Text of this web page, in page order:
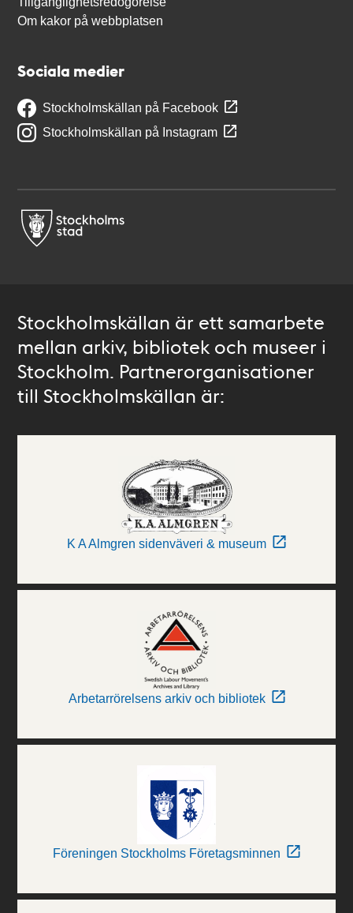
Om kakor på webbplatsen
Sociala medier
Stockholmskällan på Facebook
Stockholmskällan på Instagram
Stockholmskällan är ett samarbete
mellan arkiv, bibliotek och museer i
Stockholm. Partnerorganisationer
till Stockholmskällan är:
K A Almgren sidenväveri & museum
Arbetarrörelsens arkiv och bibliotek
Föreningen Stockholms Företagsminnen